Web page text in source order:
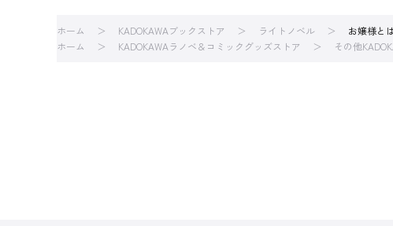
ホーム KADOKAWAブックストア ライトノベル
お嬢様と
ホーム
KADOKAWAラノベ＆コミックグッズストア その他